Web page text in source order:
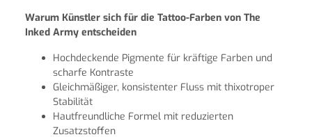
Warum Künstler sich für die Tattoo-Farben von The
Inked Army entscheiden
Hochdeckende Pigmente für kräftige Farben und
scharfe Kontraste
Gleichmäßiger, konsistenter Fluss mit thixotroper
Stabilität
Hautfreundliche Formel mit reduzierten
Zusatzstoffen